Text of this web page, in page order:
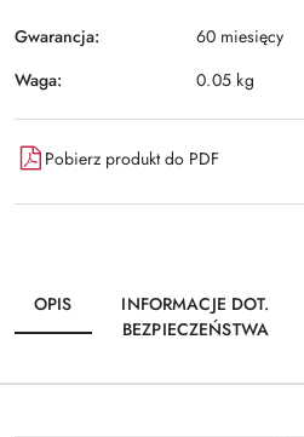
Gwarancja:
60 miesięcy
Waga:
0.05 kg
Pobierz produkt do PDF
OPIS
INFORMACJE DOT.
BEZPIECZEŃSTWA